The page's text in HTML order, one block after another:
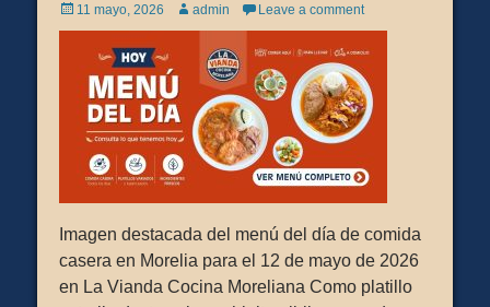
Posted
on
11 mayo, 2026 Author
admin Leave a comment
Imagen destacada del menú del día de comida
casera en Morelia para el 12 de mayo de 2026
en La Vianda Cocina Moreliana Como platillo